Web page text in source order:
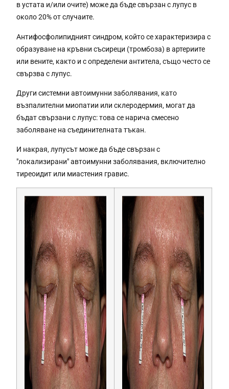
в устата и/или очите) може да бъде свързан с лупус в
около 20% от случаите.
Антифосфолипидният синдром, който се характеризира с
образуване на кръвни съсиреци (тромбоза) в артериите
или вените, както и с определени антитела, също често се
свързва с лупус.
Други системни автоимунни заболявания, като
възпалителни миопатии или склеродермия, могат да
бъдат свързани с лупус: това се нарича смесено
заболяване на съединителната тъкан.
И накрая, лупусът може да бъде свързан с
"локализирани" автоимунни заболявания, включително
тиреоидит или миастения гравис.